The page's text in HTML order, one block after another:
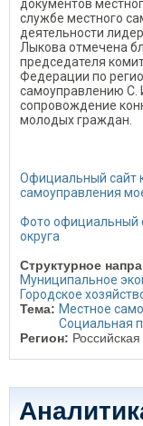
документов
службе местного
деятельности
Лыкова отмечена
председателя
Федерации по
самоуправлению С.
сопровождение
молодых граждан.
Официальный сайт
самоуправления
Фото официальный
округа
Структурное
Муниципальное
Городское
Тема: Местное
Социальная
Регион: